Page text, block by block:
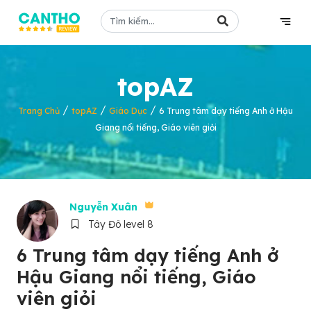
topAZ
Trang Chủ / topAZ / Giáo Dục / 6 Trung tâm dạy tiếng Anh ở Hậu
Giang nổi tiếng, Giáo viên giỏi
Nguyễn Xuân
Tây Đô level 8
6 Trung tâm dạy tiếng Anh ở
Hậu Giang nổi tiếng, Giáo
viên giỏi